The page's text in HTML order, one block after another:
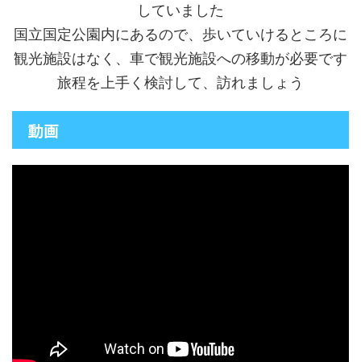
していました
国立国定公園内にあるので、歩いていけるところに
観光施設はなく、車で観光施設への移動が必要です
旅程を上手く検討して、訪れましょう
動画